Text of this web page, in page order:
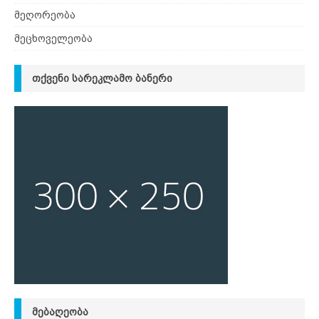
მეღორეობა
მეცხოველეობა
ᲗᲥᲕᲔᲜᲘ ᲡᲐᲠᲔᲙᲚᲐᲛᲝ ᲑᲐᲜᲔᲠᲘ
ᲛᲔᲑᲐᲦᲔᲝᲑᲐ